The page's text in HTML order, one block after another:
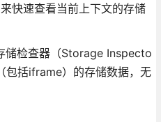
快速查看当前上下文的存储
储检查器（Storage Inspecto
包括iframe）的存储数据，无